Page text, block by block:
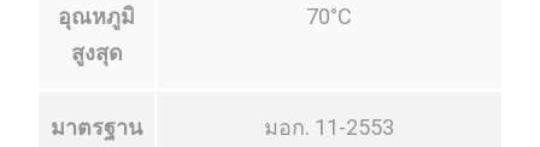
อุณหภูมิ
สูงสุด
70°C
มาตรฐาน
มอก. 11-2553